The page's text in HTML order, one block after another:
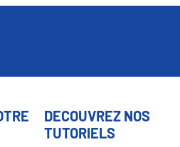
DECOUVREZ NOS
TUTORIELS